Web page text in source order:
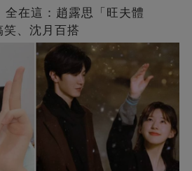
全在這：趙露思「旺夫體
、沈月百搭